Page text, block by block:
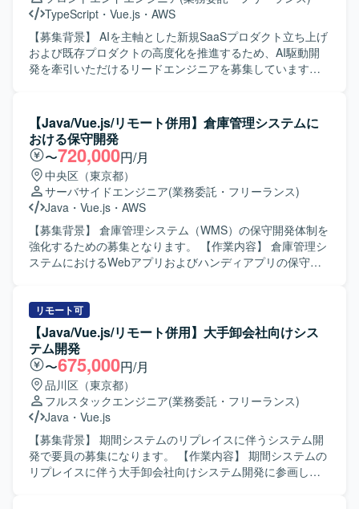
ています。アジャイルな開発スタイルに柔軟に対応でき、
関係者と円滑にコミュニケーションを取りながら主体的に
提案・推進いただける方が望ましいです。 【ポジションの
魅力】 AI駆動開発を前提とした環境で、最新のAI支援ツー
ルを活用しながらフロントエンド開発に携わることができ
験をさらに深めることができます。 【開発環境】 Vue.js /
AWS / GitHub Copilot / Scrum（アジャイル）
TypeScript ・ Vue.js ・ AWS
【募集背景】 AIを主軸とした新規SaaSプロダクト立ち上げ
および既存プロダクトの高度化を推進するため、AI駆動開
発を牽引いただけるリードエンジニアを募集しています。
/ TypeScript）を中心に、バックエンド（Kotlin）まで横断し
た機能開発を実施します。 ・サービス仕様の設計および検
討を行い、要件の明確化から設計・実装・テストまで一貫
して対応します。 ・インシデントや障害発生時の監視、原
因調査および改善策の検討・実施を行います。 ・AIエージ
ェントを前提とした開発フローの実践・改善を行い、チー
ムへの浸透を図ります。 ・PO・エンジニア・QAからなる
開発チームと協働し、週次で成果物を確認しながら開発を
推進します。 ・所属チーム担当領域における他部署との連
携や技術的リードを担います。 【求める人物像】 SaaSプ
います。特定言語の専門家にとどまらず、AIを活用しなが
ら新しい技術スタックでも素早く立ち上げができる柔軟な
思考をお持ちの方を求めています。フロントエンド技術に
精通しつつ、AI駆動開発のプラクティスを実務の中で磨い
ていきたい方にマッチします。 【ポジションの魅力】 AIを
前提とした新規プロダクトを立ち上げ初期から手がけられ
る環境で、AI駆動開発を組織の中核能力として構築してい
くフェーズに参画いただけます。Claude Code Max 20x プ
ランなどの先進的なAIツールを活用しながら、フロントエ
ンドを中心にバックエンドまで横断した技術選定やアーキ
テクチャ設計に関わることができます。AIエージェントを
【Java/Vue.js/リモート併用】倉庫管理システムに
おける保守開発
〜720,000円/月
中央区（東京都）
サーバサイドエンジニア(業務委託・フリーランス)
Java ・ Vue.js ・ AWS
【募集背景】 倉庫管理システム（WMS）の保守開発体制を
強化するための募集となります。 【作業内容】 倉庫管理シ
ステムにおけるWebアプリおよびハンディアプリの保守開
加開発を実施していただきます。 【求める人物像】 基本設
計から一人称で開発を進められる方を求めております。周
囲とコミュニケーションを取りながら主体的に課題解決に
取り組める方ですと望ましいです。 【ポジションの魅力】
倉庫管理システムという業務基幹に近い領域に携わること
で、業務知識とWebアプリ・モバイル開発スキルの双方を
高めていただけます。長期予定の案件のため、腰を据えて
継続的にシステム改善に関わることができます。 【開発環
境】 Java、Vue.js、React、Android-kotlin、AWS を利用し
たWebアプリおよびハンディアプリの開発環境となりま
す。
リモート可
【Java/Vue.js/リモート併用】大手卸会社向けシス
テム開発
〜675,000円/月
品川区（東京都）
フルスタックエンジニア(業務委託・フリーランス)
Java ・ Vue.js
【募集背景】 期間システムのリプレイスに伴うシステム開
発で要員の募集になります。 【作業内容】 期間システムの
リプレイスに伴う大手卸会社向けシステム開発に参画し、